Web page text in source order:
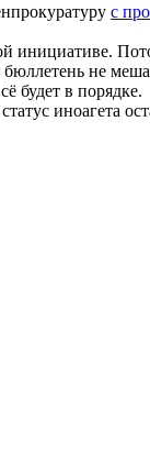
с
не
будет в порядке.
иноагета